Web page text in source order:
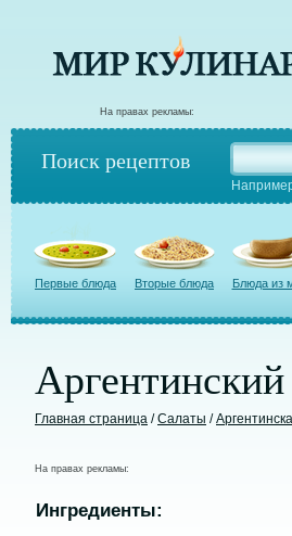
На правах рекламы:
Поиск рецептов
Первые блюда Вторые блюда Блюда из
Аргентинский
Главная страница /Салаты /
На правах рекламы:
Ингредиенты: